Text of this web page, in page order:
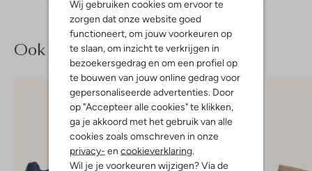
Wij gebruiken cookies om ervoor te
zorgen dat onze website goed
functioneert, om jouw voorkeuren op
te slaan, om inzicht te verkrijgen in
bezoekersgedrag en om een profiel op
te bouwen van jouw online gedrag voor
gepersonaliseerde advertenties. Door
op "Accepteer alle cookies" te klikken,
ga je akkoord met het gebruik van alle
cookies zoals omschreven in onze
privacy- en cookieverklaring
Wil je je voorkeuren wijzigen? Via de
Ook iets voor jou?